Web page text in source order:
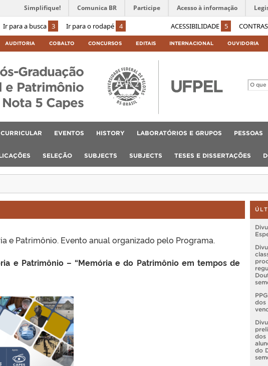
Ir para a busca 3 Ir para o rodapé 4 ACESSIBILIDADE 5
Simplifique! Comunica BR Participe Acesso à informação
AUDITORIA COBALTO CONCURSOS EDITAIS INTERNACIONAL OUVIDORIA
Graduação
e Patrimônio
5 Capes
EVENTOS HISTORY LABORATÓRIOS E GRUPOS PESSOAS
SELEÇÃO SUBJECTS SUBJECTS TESES E DISSERTAÇÕES
e Patrimônio. Evento anual organizado pelo Programa.
e Patrimônio – “Memória e do Patrimônio em tempos de
dos
dos
do